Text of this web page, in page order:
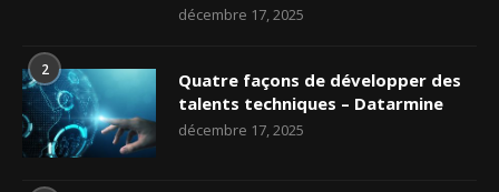
décembre 17, 2025
2
Quatre façons de développer des
talents techniques – Datarmine
décembre 17, 2025